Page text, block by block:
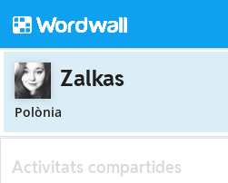
Zalkas
Polònia
Activitats compartides